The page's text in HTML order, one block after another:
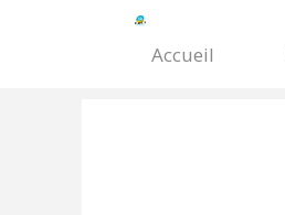
Accueil